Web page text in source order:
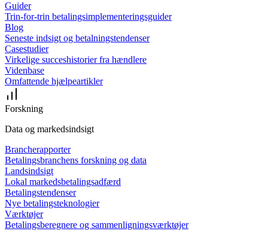
Guider
Trin-for-trin betalingsimplementeringsguider
Blog
Seneste indsigt og betalningstendenser
Casestudier
Virkelige succeshistorier fra hændlere
Videnbase
Omfattende hjælpeartikler
Forskning
Data og markedsindsigt
Brancherapporter
Betalingsbranchens forskning og data
Landsindsigt
Lokal markedsbetalingsadfærd
Betalingstendenser
Nye betalingsteknologier
Værktøjer
Betalingsberegnere og sammenligningsværktøjer